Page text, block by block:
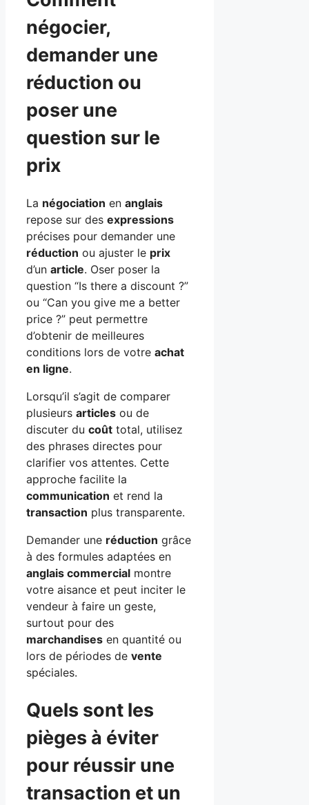
négocier,
demander une
réduction ou
poser une
question sur le
prix
La négociation en anglais
repose sur des expressions
précises pour demander une
réduction ou ajuster le prix
d’un article. Oser poser la
question “Is there a discount ?”
ou “Can you give me a better
price ?” peut permettre
d’obtenir de meilleures
conditions lors de votre achat
en ligne.
Lorsqu’il s’agit de comparer
plusieurs articles ou de
discuter du coût total, utilisez
des phrases directes pour
clarifier vos attentes. Cette
approche facilite la
communication et rend la
transaction plus transparente.
Demander une réduction grâce
à des formules adaptées en
anglais commercial montre
votre aisance et peut inciter le
vendeur à faire un geste,
surtout pour des
marchandises en quantité ou
lors de périodes de vente
spéciales.
Quels sont les
pièges à éviter
pour réussir une
transaction et un